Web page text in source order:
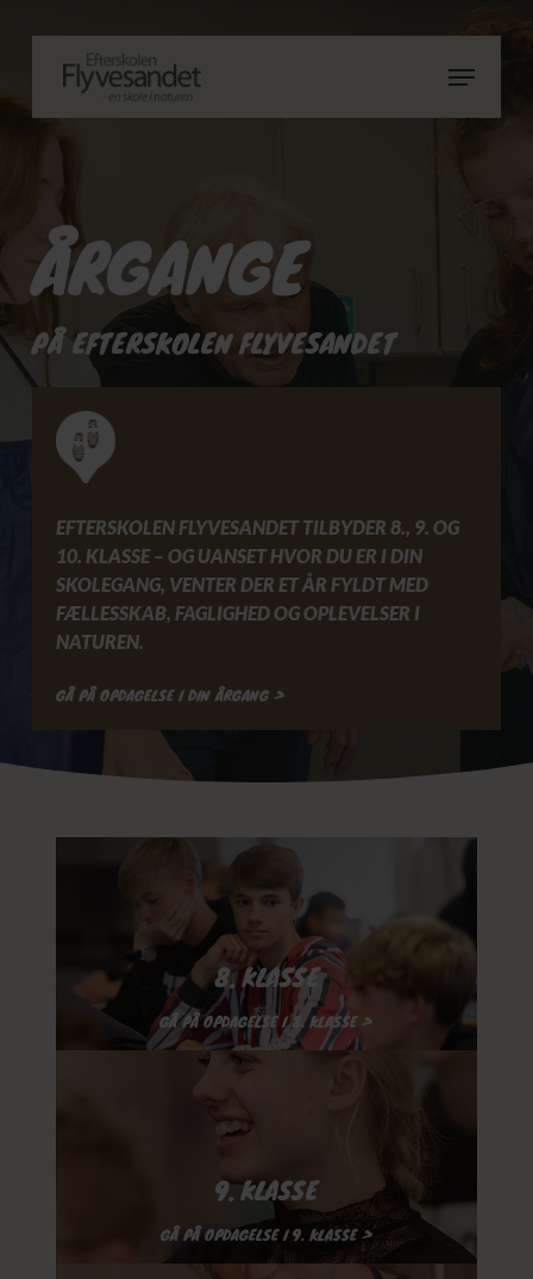
Menu
ÅRGANGE
PÅ EFTERSKOLEN FLYVESANDET
EFTERSKOLEN FLYVESANDET TILBYDER 8., 9. OG
10. KLASSE – OG UANSET HVOR DU ER I DIN
SKOLEGANG, VENTER DER ET ÅR FYLDT MED
FÆLLESSKAB, FAGLIGHED OG OPLEVELSER I
NATUREN.
GÅ PÅ OPDAGELSE I DIN ÅRGANG >
8. KLASSE
GÅ PÅ OPDAGELSE I 8. KLASSE >
9. KLASSE
GÅ PÅ OPDAGELSE I 9. KLASSE >
Close